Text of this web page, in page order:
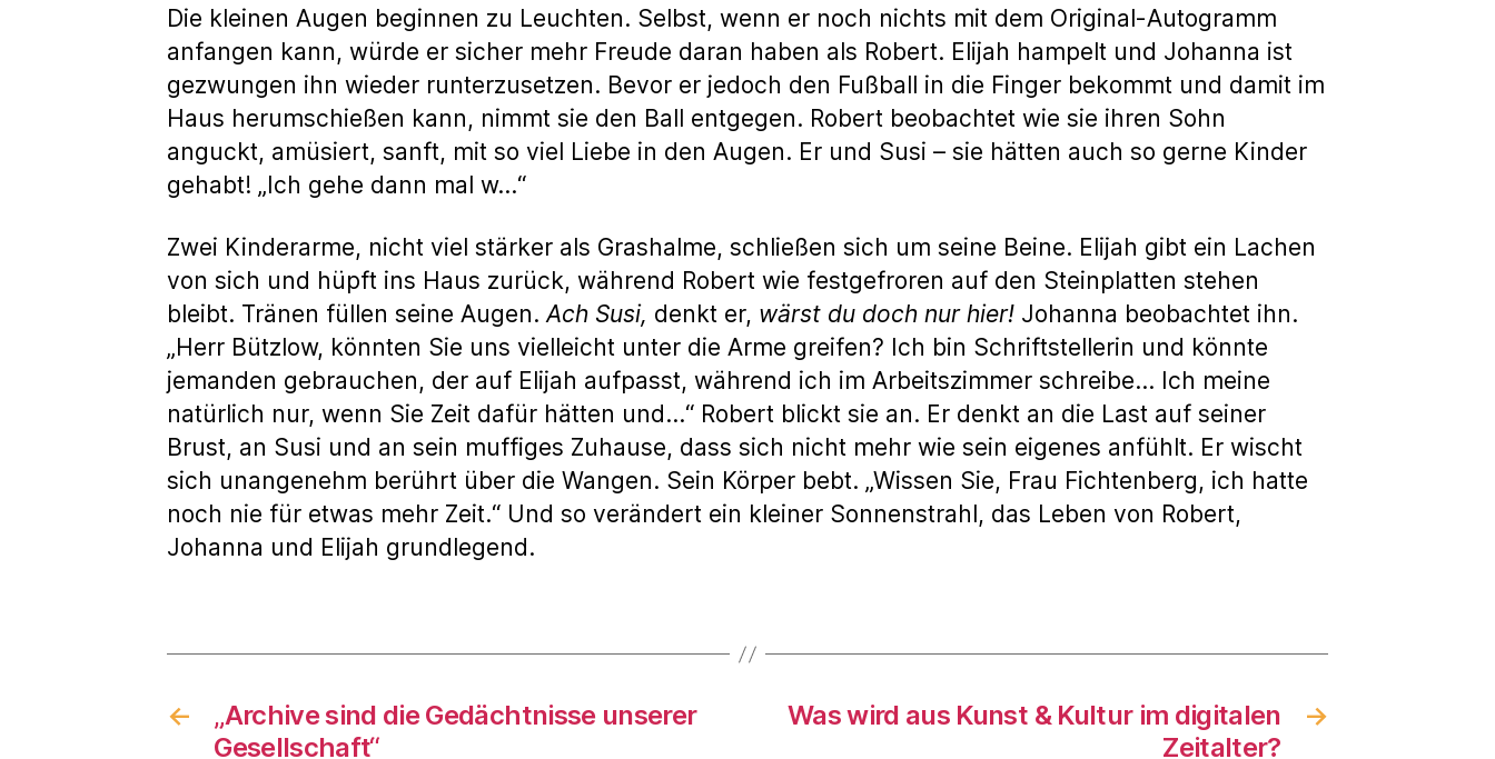
Die kleinen Augen beginnen zu Leuchten. Selbst, wenn er noch nichts mit dem Original-Autogramm
anfangen kann, würde er sicher mehr Freude daran haben als Robert. Elijah hampelt und Johanna ist
gezwungen ihn wieder runterzusetzen. Bevor er jedoch den Fußball in die Finger bekommt und damit im
Haus herumschießen kann, nimmt sie den Ball entgegen. Robert beobachtet wie sie ihren Sohn
anguckt, amüsiert, sanft, mit so viel Liebe in den Augen. Er und Susi – sie hätten auch so gerne Kinder
gehabt! „Ich gehe dann mal w…“
Zwei Kinderarme, nicht viel stärker als Grashalme, schließen sich um seine Beine. Elijah gibt ein Lachen
von sich und hüpft ins Haus zurück, während Robert wie festgefroren auf den Steinplatten stehen
bleibt. Tränen füllen seine Augen.Ach Susi, denkt er, wärst du doch nur hier! Johanna beobachtet ihn.
„Herr Bützlow, könnten Sie uns vielleicht unter die Arme greifen? Ich bin Schriftstellerin und könnte
jemanden gebrauchen, der auf Elijah aufpasst, während ich im Arbeitszimmer schreibe… Ich meine
natürlich nur, wenn Sie Zeit dafür hätten und…“ Robert blickt sie an. Er denkt an die Last auf seiner
Brust, an Susi und an sein muffiges Zuhause, dass sich nicht mehr wie sein eigenes anfühlt. Er wischt
sich unangenehm berührt über die Wangen. Sein Körper bebt. „Wissen Sie, Frau Fichtenberg, ich hatte
noch nie für etwas mehr Zeit.“ Und so verändert ein kleiner Sonnenstrahl, das Leben von Robert,
Johanna und Elijah grundlegend.
←
„Archive sind die Gedächtnisse unserer
Gesellschaft“
→
Was wird aus Kunst & Kultur im digitalen
Zeitalter?